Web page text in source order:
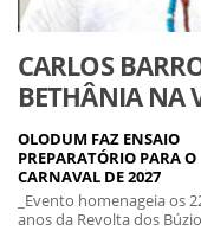
CARLOS
BETHÂNIA NA
OLODUM FAZ ENSAIO
PREPARATÓRIO PARA O
CARNAVAL DE 2027
_Evento homenageia os
anos da Revolta dos